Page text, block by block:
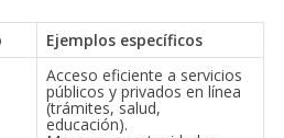
Ejemplos específicos
Acceso eficiente a servicios
públicos y privados en línea
(trámites, salud,
educación).